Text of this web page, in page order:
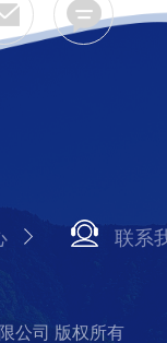
联系
公司 版权所有